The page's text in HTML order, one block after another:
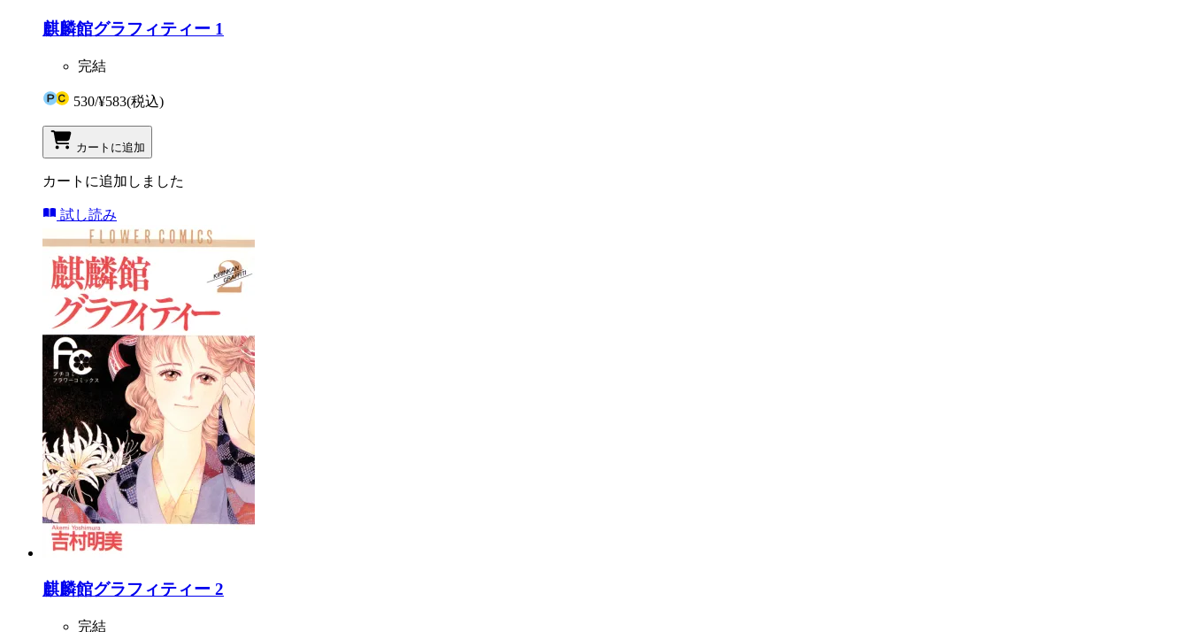
麒麟館グラフィティー 1
完結
530/¥583(税込)
カートに追加
カートに追加しました
試し読み
麒麟館グラフィティー 2
完結